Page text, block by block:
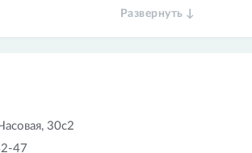
Развернуть ↓
30с2
47